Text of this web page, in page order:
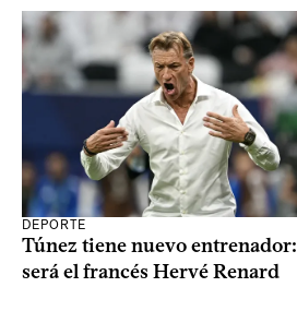
DEPORTE
Túnez tiene nuevo entrenador:
será el francés Hervé Renard